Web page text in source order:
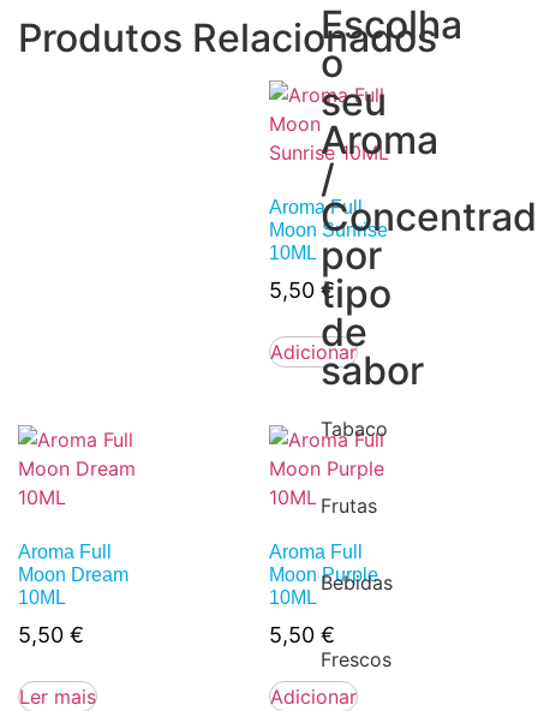
Escolha
o
seu
Aroma
/
por
tipo
de
sabor
Tabaco
Frutas
Bebidas
Frescos
Produtos Relacionados
Aroma Full
Moon Sunrise
10ML
5,50 €
Adicionar
Aroma Full
Moon Dream
10ML
5,50 €
Ler mais
Aroma Full
Moon Purple
10ML
5,50 €
Adicionar